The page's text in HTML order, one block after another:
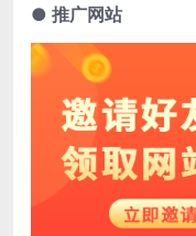
● 推广网站